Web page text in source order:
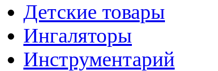
Детские товары
Ингаляторы
Инструментарий